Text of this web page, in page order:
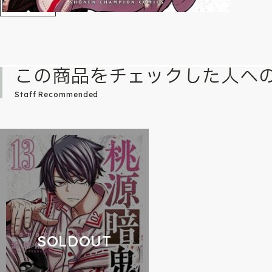
この商品をチェックした人へ
Staff Recommended
SOLDOUT